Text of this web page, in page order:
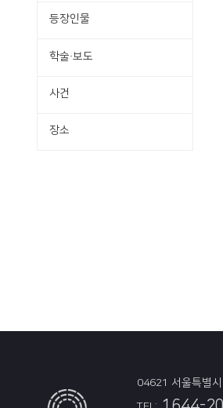
등장인물
학술·보도
사건
장소
04621 서울특별